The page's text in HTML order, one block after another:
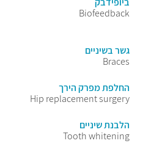
Biofeedback
גשר בשיניים
Braces
החלפת מפרק הירך
Hip replacement surgery
הלבנת שיניים
Tooth whitening